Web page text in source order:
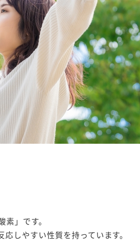
」です。
しやすい性質を持っています。